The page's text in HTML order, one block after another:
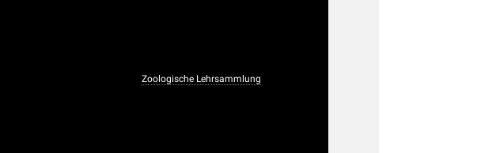
Zoologische Lehrsammlung